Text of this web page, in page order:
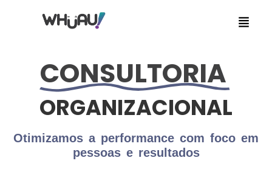
CONSULTORIA
ORGANIZACIONAL
Otimizamos a performance com foco em
pessoas e resultados